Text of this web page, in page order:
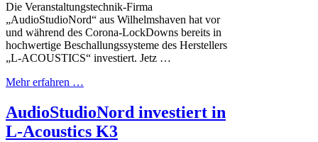
Die Veranstaltungstechnik-Firma
„AudioStudioNord“ aus Wilhelmshaven hat vor
und während des Corona-LockDowns bereits in
hochwertige Beschallungssysteme des Herstellers
„L-ACOUSTICS“ investiert. Jetz …
Mehr erfahren …
AudioStudioNord investiert in
L-Acoustics K3